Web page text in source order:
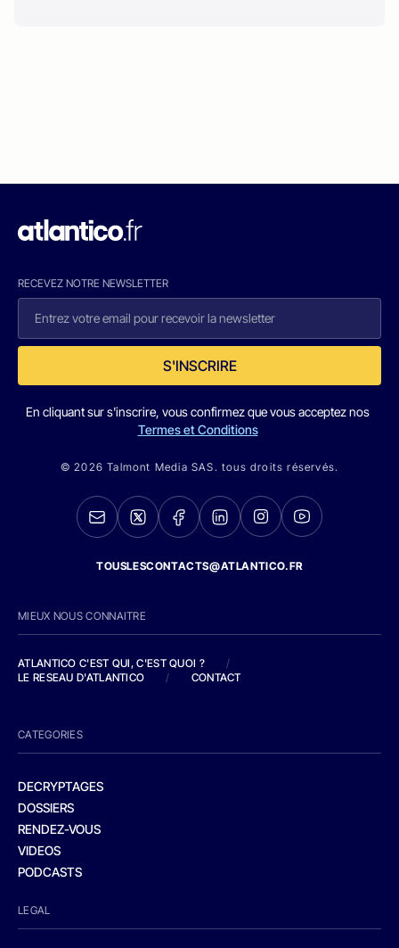
RECEVEZ NOTRE NEWSLETTER
S'INSCRIRE
En cliquant sur s'inscrire, vous confirmez que vous acceptez nos
Termes et Conditions
© 2026 Talmont Media SAS. tous droits réservés.
TOUSLESCONTACTS@ATLANTICO.FR
MIEUX NOUS CONNAITRE
ATLANTICO C'EST QUI, C'EST QUOI ?
/
LE RESEAU D'ATLANTICO
/ CONTACT
CATEGORIES
DECRYPTAGES
DOSSIERS
RENDEZ-VOUS
VIDEOS
PODCASTS
LEGAL